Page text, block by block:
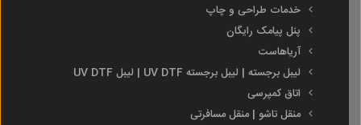
خدمات طراحی و چاپ
پنل پیامک رایگان
آریاهاست
لیبل برجسته | لیبل برجسته UV DTF | لیبل UV DTF
اتاق کمپرسی
منقل تاشو | منقل مسافرتی